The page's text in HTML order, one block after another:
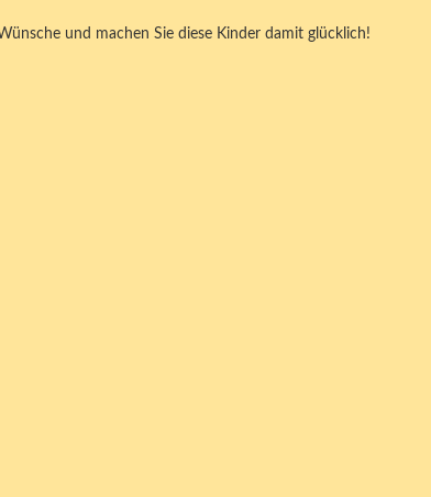
und machen Sie diese Kinder damit glücklich!